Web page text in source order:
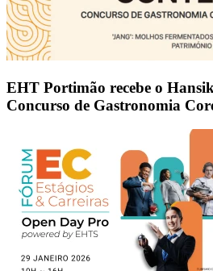
EHT Portimão recebe o
Concurso de Gastronomia